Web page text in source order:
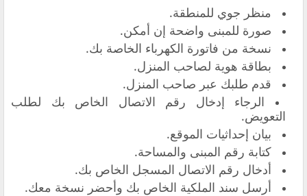
منظر جوي للمنطقة.
صورة للمبنى واضحة إن أمكن.
نسخة من فاتورة الكهرباء الخاصة بك.
بطاقة هوية لصاحب المنزل.
قدم طلبك عبر صاحب المنزل.
الرجاء إدخال رقم الاتصال الخاص بك لطلب
التعويض.
بيان إحداثيات الموقع.
كتابة رقم المبنى والمساحة.
أدخال رقم الاتصال المسجل الخاص بك.
أرسل سند الملكية الخاص بك وأحضر نسخة معك.